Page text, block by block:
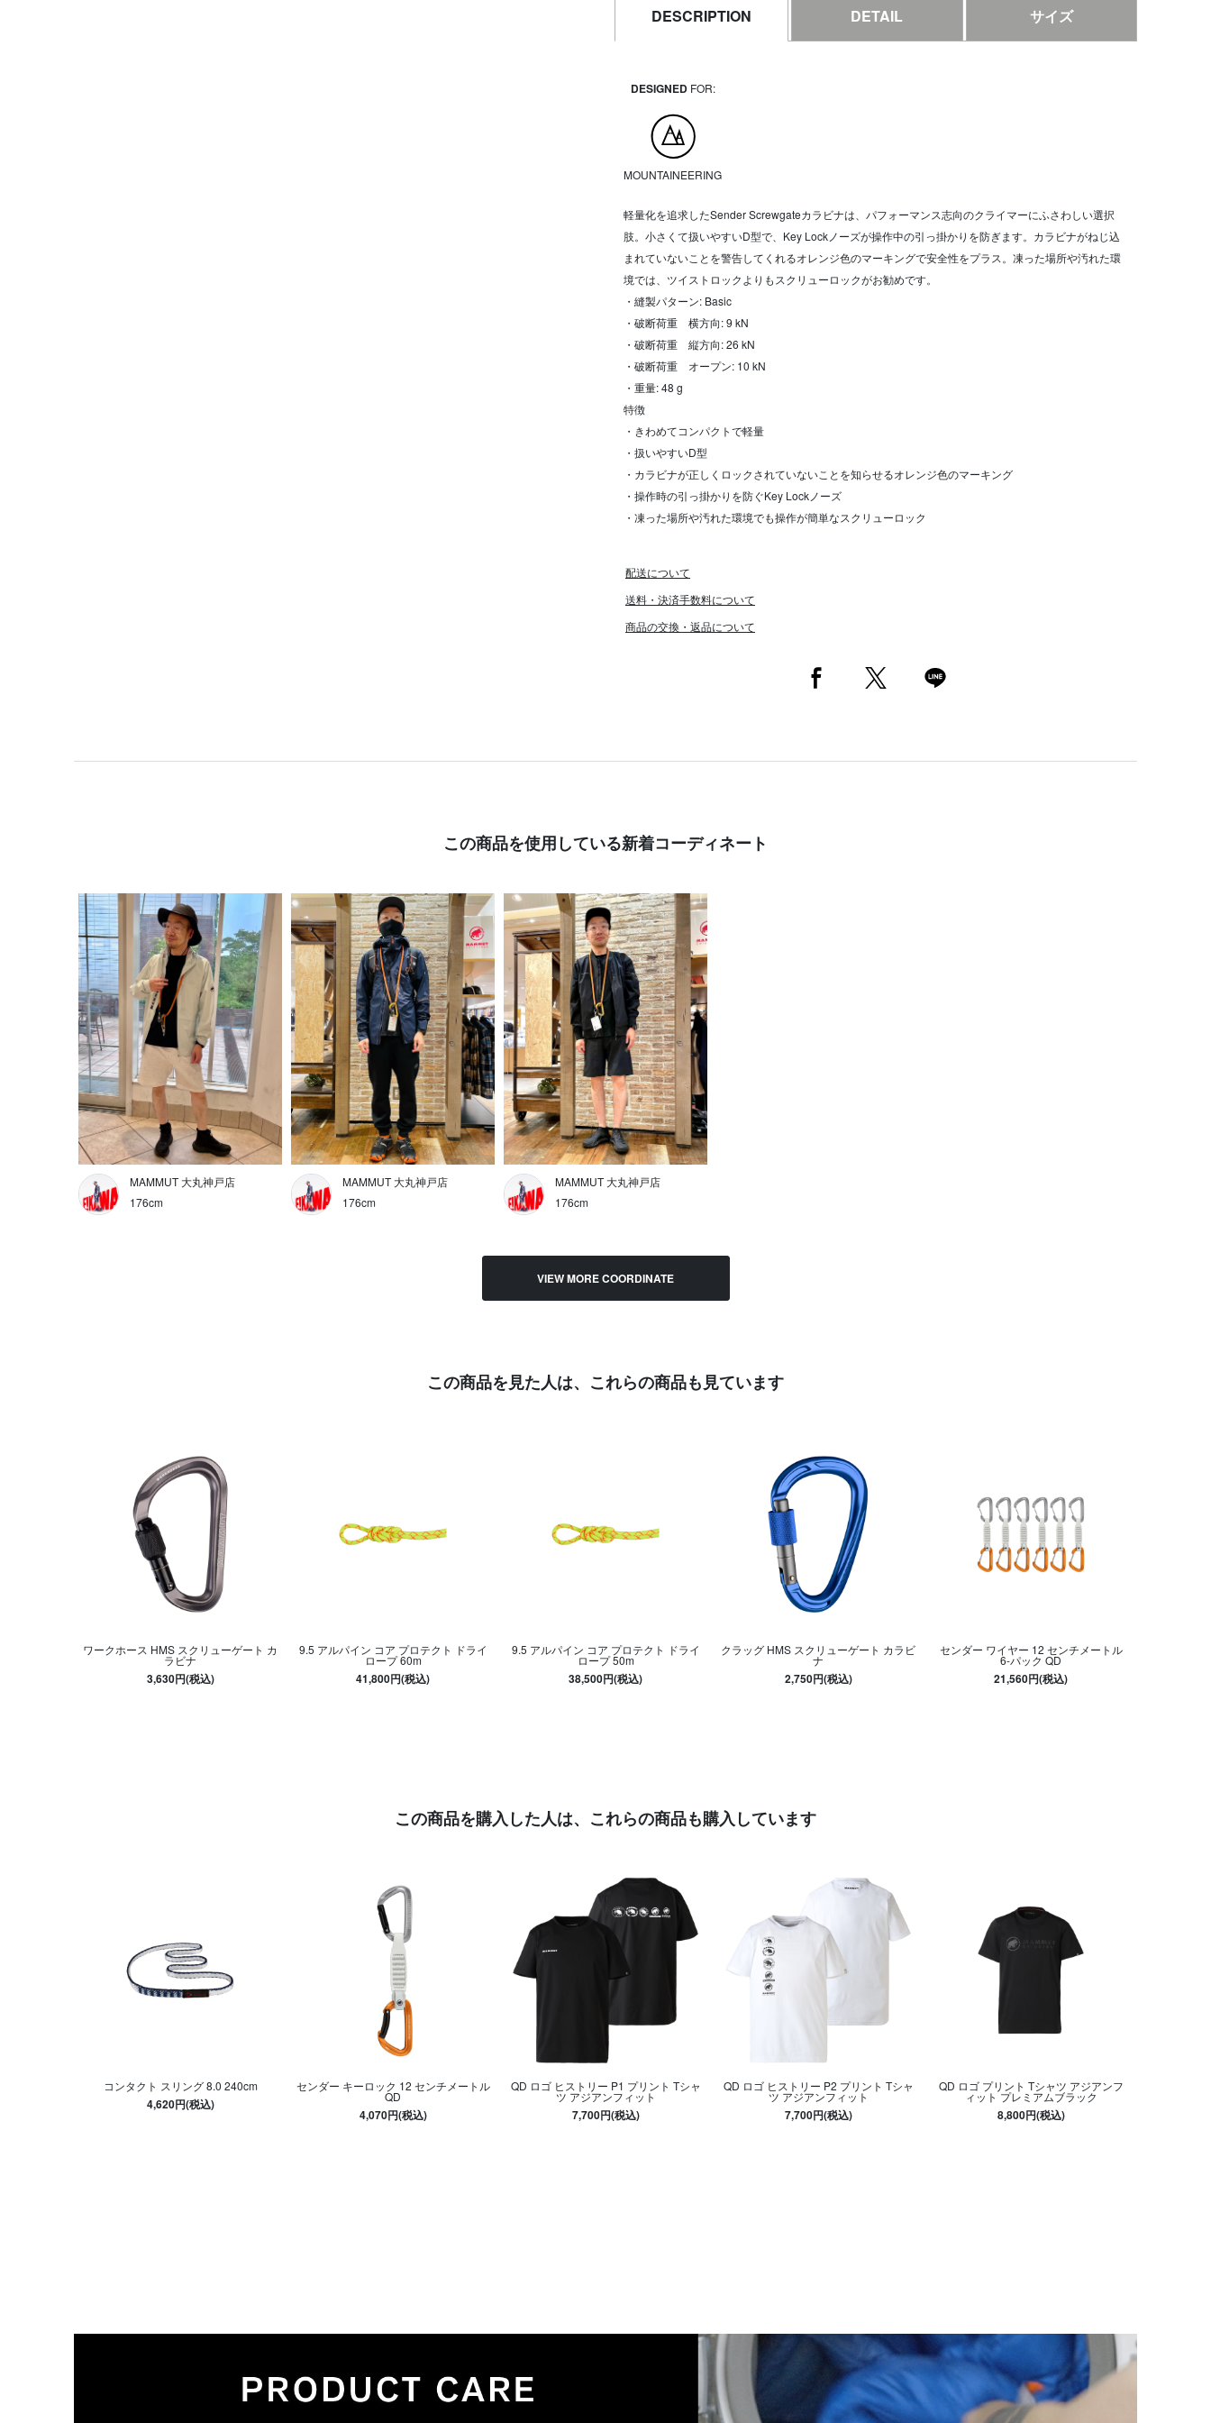
DESCRIPTION DETAIL サイズ
DESIGNEDFOR:
MOUNTAINEERING
軽量化を追求したSender Screwgateカラビナは、パフォーマンス志向のクライマーにふさわしい選択
肢。小さくて扱いやすいD型で、Key Lockノーズが操作中の引っ掛かりを防ぎます。カラビナがねじ込
まれていないことを警告してくれるオレンジ色のマーキングで安全性をプラス。凍った場所や汚れた環
境では、ツイストロックよりもスクリューロックがお勧めです。
・縫製パターン: Basic
・破断荷重 横方向: 9 kN
・破断荷重 縦方向: 26 kN
・破断荷重 オープン: 10 kN
・重量: 48 g
特徴
・きわめてコンパクトで軽量
・扱いやすいD型
・カラビナが正しくロックされていないことを知らせるオレンジ色のマーキング
・操作時の引っ掛かりを防ぐKey Lockノーズ
・凍った場所や汚れた環境でも操作が簡単なスクリューロック
配送について
送料・決済手数料について
商品の交換・返品について
この商品を使用している新着コーディネート
MAMMUT 大丸神戸店
176cm
MAMMUT 大丸神戸店
176cm
MAMMUT 大丸神戸店
176cm
VIEW MORE COORDINATE
この商品を見た人は、 これらの商品も見ています
ワークホース HMS スクリューゲート カ
ラビナ
3,630円(税込)
9.5 アルパイン コア プロテクト ドライ
ロープ 60m
41,800円(税込)
9.5 アルパイン コア プロテクト ドライ
ロープ 50m
38,500円(税込)
クラッグ HMS スクリューゲート カラビ
ナ
2,750円(税込)
センダー ワイヤー 12 センチメートル
6-パック QD
21,560円(税込)
この商品を購入した人は、 これらの商品も購入しています
コンタクト スリング 8.0 240cm
4,620円(税込)
センダー キーロック 12 センチメートル
QD
4,070円(税込)
QD ロゴ ヒストリー P1 プリント Tシャ
ツ アジアンフィット
7,700円(税込)
QD ロゴ ヒストリー P2 プリント Tシャ
ツ アジアンフィット
7,700円(税込)
QD ロゴ プリント Tシャツ アジアンフ
ィット プレミアムブラック
8,800円(税込)